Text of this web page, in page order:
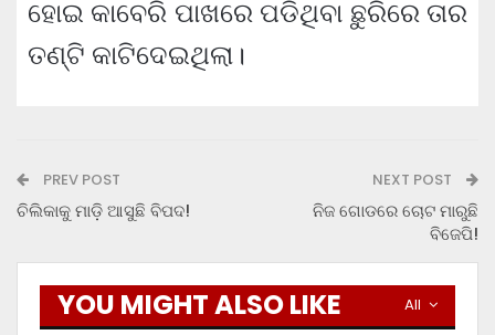
ହୋଇ କାବେରି ପାଖରେ ପଡିଥିବା ଛୁରିରେ ତାର
ତଣ୍ଟି କାଟିଦେଇଥିଲା।
PREV POST
ଚିଲିକାକୁ ମାଡ଼ି ଆସୁଛି ବିପଦ!
NEXT POST
ନିଜ ଗୋଡରେ ଚୋଟ ମାରୁଛି
ବିଜେପି!
All
YOU MIGHT ALSO LIKE